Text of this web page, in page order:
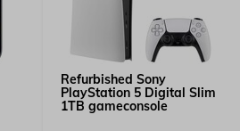
Refurbished Sony
PlayStation 5 Digital Slim
1TB gameconsole